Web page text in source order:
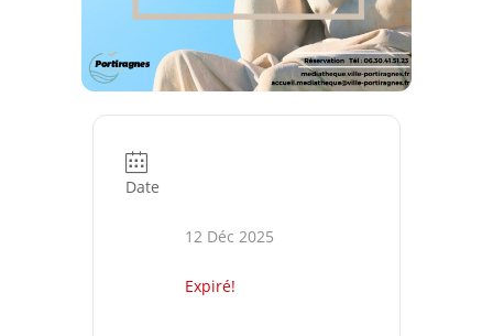
Date
12 Déc 2025
Expiré!